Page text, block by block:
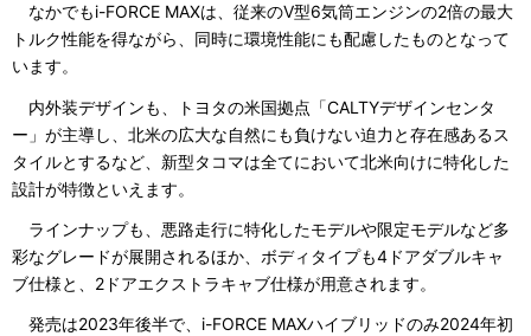
なかでもi-FORCE MAXは、従来のV型6気筒エンジンの2倍の最大
トルク性能を得ながら、同時に環境性能にも配慮したものとなって
います。
内外装デザインも、トヨタの米国拠点「CALTYデザインセンタ
ー」が主導し、北米の広大な自然にも負けない迫力と存在感あるス
タイルとするなど、新型タコマは全てにおいて北米向けに特化した
設計が特徴といえます。
ラインナップも、悪路走行に特化したモデルや限定モデルなど多
彩なグレードが展開されるほか、ボディタイプも4ドアダブルキャ
ブ仕様と、2ドアエクストラキャブ仕様が用意されます。
発売は2023年後半で、i-FORCE MAXハイブリッドのみ2024年初